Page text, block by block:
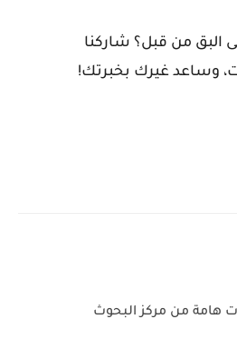
البق من قبل؟ شاركنا
وساعد غيرك بخبرتك!
هامة من مركز البحوث